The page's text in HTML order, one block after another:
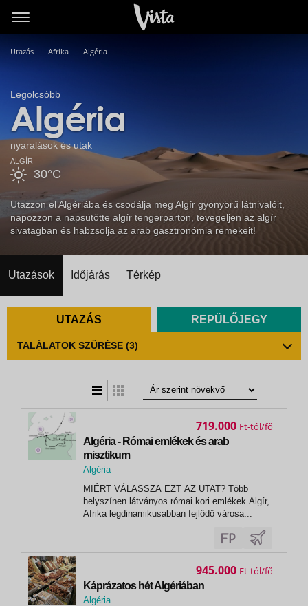
Utazás Afrika Algéria
Legolcsóbb
Algéria
nyaralások és utak
30°C
ALGÍR
Utazzon el Algériába és csodálja meg Algír gyönyörű látnivalóit,
napozzon a napsütötte algír tengerparton, tevegeljen az algír
sivatagban és habzsolja az arab gasztronómia remekeit!
Utazások Időjárás Térkép
UTAZÁS REPÜLŐJEGY
TALÁLATOK SZŰRÉSE (3)
Algéria - Római emlékek és arab
misztikum
Algéria
Algír
MIÉRT VÁLASSZA EZT AZ UTAT? Több
helyszínen látványos római kori emlékek Algír,
Afrika legdinamikusabban fejlődő városa...
719.000 Ft
Káprázatos hét Algériában
Algéria
945.000 Ft